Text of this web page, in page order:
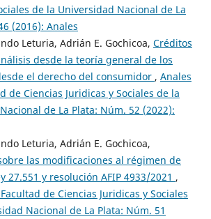
de la Universidad Nacional de La
(2016): Anales
Leturia, Adrián E. Gochicoa, Créditos
desde la teoría general de los
el derecho del consumidor , Anales
de Ciencias Juridicas y Sociales de la
de La Plata: Núm. 52 (2022):
Leturia, Adrián E. Gochicoa,
las modificaciones al régimen de
27.551 y resolución AFIP 4933/2021 ,
de Ciencias Juridicas y Sociales
Nacional de La Plata: Núm. 51